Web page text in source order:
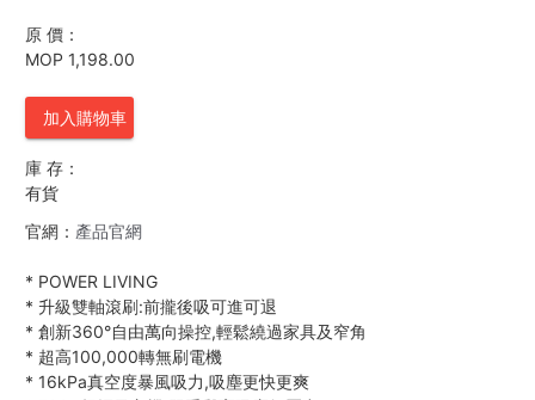
原 價：
MOP 1,198.00
加入購物車
庫 存：
有貨
官網： 產品官網
* POWER LIVING
* 升級雙軸滾刷:前攏後吸可進可退
* 創新360°自由萬向操控,輕鬆繞過家具及窄角
* 超高100,000轉無刷電機
* 16kPa真空度暴風吸力,吸塵更快更爽